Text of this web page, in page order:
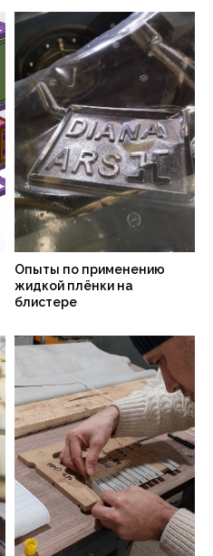
Опыты по применению
жидкой плёнки на
блистере